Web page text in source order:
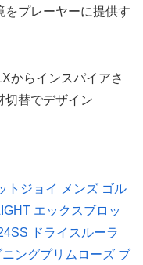
プレーヤーに提供す
からインスパイアさ
切替でデザイン
トジョイ メンズ ゴル
エックスブロッ
ドライスルーラ
ングプリムローズ ブ